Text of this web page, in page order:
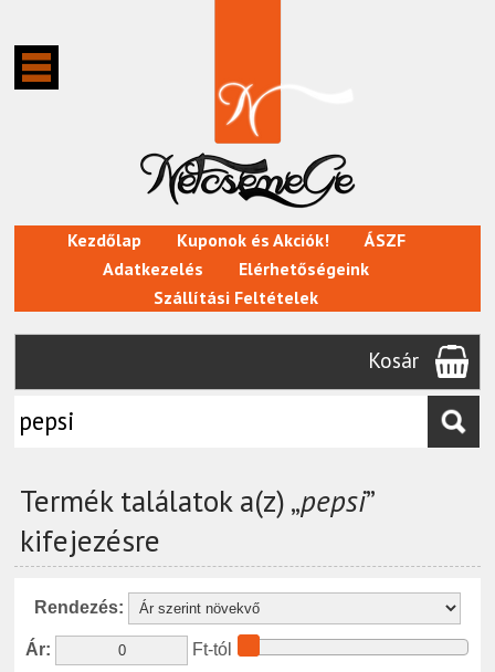
Kezdőlap Kuponok és Akciók!
ÁSZF
Adatkezelés
Elérhetőségeink
Szállítási Feltételek
Kosár
Termék találatok a(z) „pepsi”
kifejezésre
Rendezés:
Ár: Ft-tól